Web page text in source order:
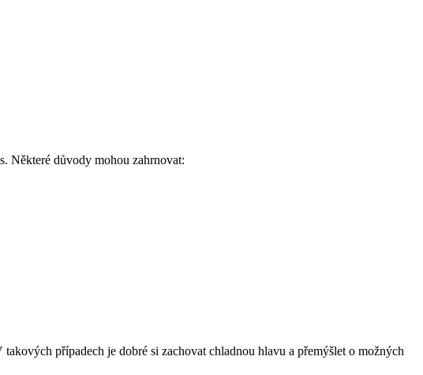
Některé důvody mohou zahrnovat:
případech je dobré si zachovat chladnou hlavu a přemýšlet o možných